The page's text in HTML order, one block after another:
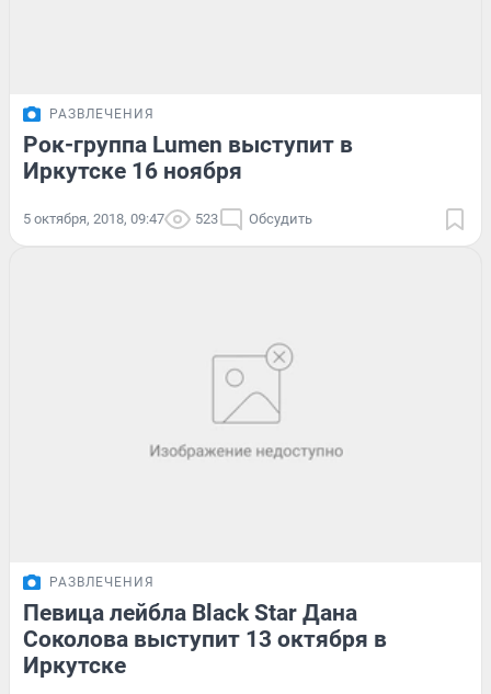
РАЗВЛЕЧЕНИЯ
Рок-группа Lumen выступит в
Иркутске 16 ноября
5 октября, 2018, 09:47 523 Обсудить
РАЗВЛЕЧЕНИЯ
Певица лейбла Black Star Дана
Соколова выступит 13 октября в
Иркутске